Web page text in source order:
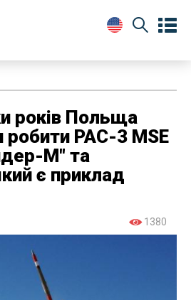
років Польща
PAC-3 MSE
М" та
є приклад
1380